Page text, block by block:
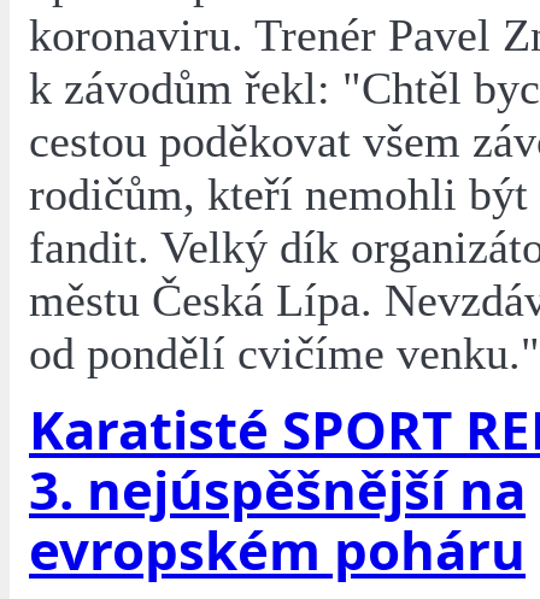
koronaviru. Trenér Pavel
k závodům řekl: "Chtěl
cestou poděkovat všem
rodičům, kteří nemohli být
fandit. Velký dík
městu Česká Lípa.
od pondělí cvičíme venku."
Karatisté SPORT
3. nejúspěšnější na
evropském poháru